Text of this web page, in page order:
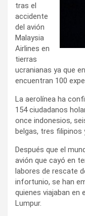
tras el
accidente
del avión
Malaysia
Airlines en
tierras
ucranianas ya que
encuentran 100
La aerolínea ha
154 ciudadanos
once indonesios,
belgas, tres filipinos
Después que el
avión que cayó en
labores de rescate
infortunio, se han
quienes viajaban en
Lumpur.